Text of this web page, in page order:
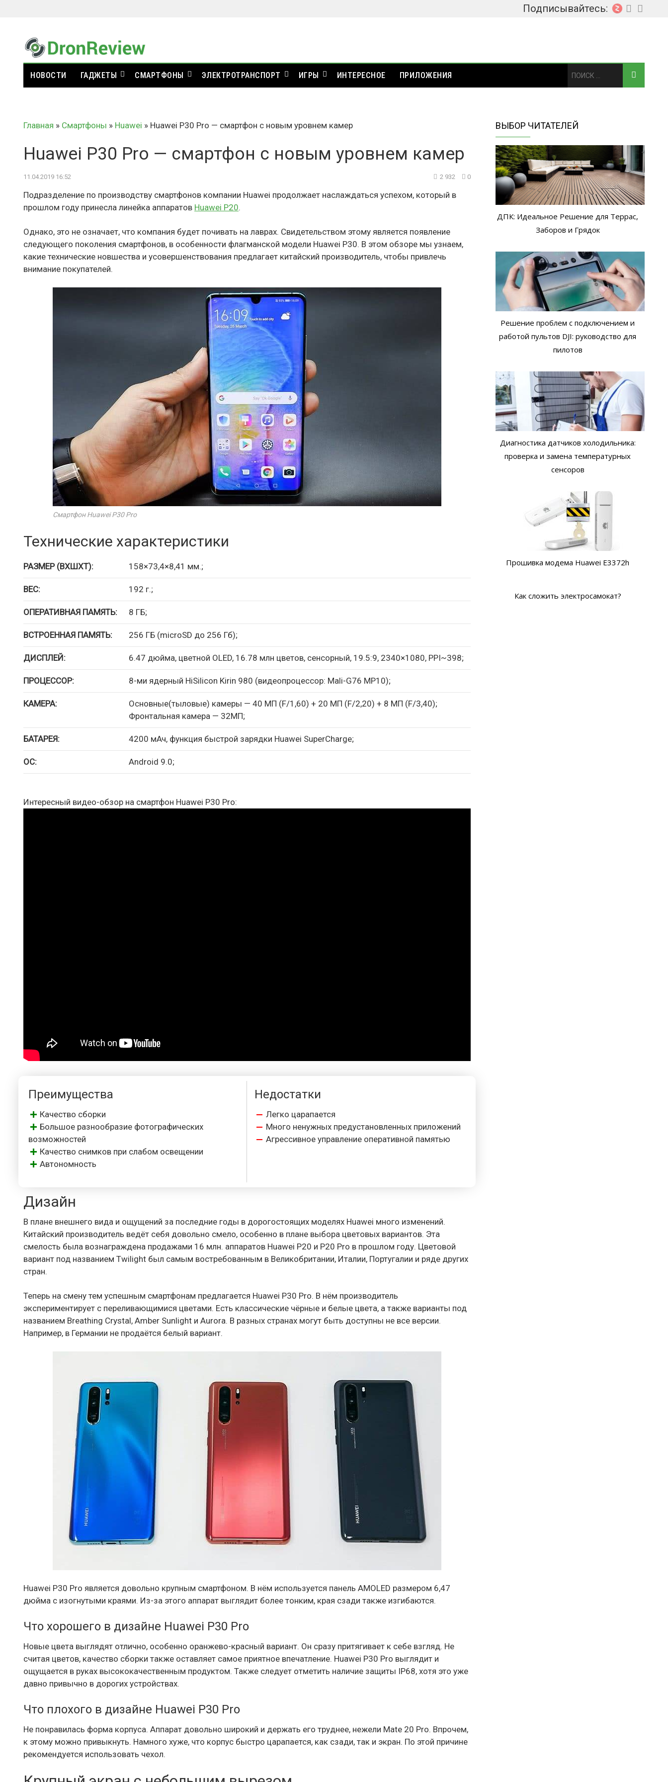
Подписывайтесь:
НОВОСТИ ГАДЖЕТЫ СМАРТФОНЫ ЭЛЕКТРОТРАНСПОРТ ИГРЫ ИНТЕРЕСНОЕ ПРИЛОЖЕНИЯ
Главная » Смартфоны » Huawei » Huawei P30 Pro — смартфон с новым уровнем камер
Huawei P30 Pro — смартфон с новым уровнем камер
11.04.2019 16:52 2 932 0
Подразделение по производству смартфонов компании Huawei продолжает наслаждаться успехом, который в
прошлом году принесла линейка аппаратов Huawei P20.
Однако, это не означает, что компания будет почивать на лаврах. Свидетельством этому является появление
следующего поколения смартфонов, в особенности флагманской модели Huawei P30. В этом обзоре мы узнаем,
какие технические новшества и усовершенствования предлагает китайский производитель, чтобы привлечь
внимание покупателей.
Смартфон Huawei P30 Pro
Технические характеристики
РАЗМЕР (ВXШXТ): 158×73,4×8,41 мм.;
ВЕС: 192 г.;
ОПЕРАТИВНАЯ ПАМЯТЬ: 8 ГБ;
ВСТРОЕННАЯ ПАМЯТЬ: 256 ГБ (microSD до 256 Гб);
ДИСПЛЕЙ: 6.47 дюйма, цветной OLED, 16.78 млн цветов, сенсорный, 19.5:9, 2340×1080, PPI~398;
ПРОЦЕССОР: 8-ми ядерный HiSilicon Kirin 980 (видеопроцессор: Mali-G76 MP10);
КАМЕРА:
Основные(тыловые) камеры — 40 МП (F/1,60) + 20 МП (F/2,20) + 8 МП (F/3,40);
Фронтальная камера — 32МП;
БАТАРЕЯ: 4200 мАч, функция быстрой зарядки Huawei SuperCharge;
ОС: Android 9.0;
Интересный видео-обзор на смартфон Huawei P30 Pro:
Преимущества
Качество сборки
Большое разнообразие фотографических
возможностей
Качество снимков при слабом освещении
Автономность
Недостатки
Легко царапается
Много ненужных предустановленных приложений
Агрессивное управление оперативной памятью
Дизайн
В плане внешнего вида и ощущений за последние годы в дорогостоящих моделях Huawei много изменений.
Китайский производитель ведёт себя довольно смело, особенно в плане выбора цветовых вариантов. Эта
смелость была вознаграждена продажами 16 млн. аппаратов Huawei P20 и P20 Pro в прошлом году. Цветовой
вариант под названием Twilight был самым востребованным в Великобритании, Италии, Португалии и ряде других
стран.
Теперь на смену тем успешным смартфонам предлагается Huawei P30 Pro. В нём производитель
экспериментирует с переливающимися цветами. Есть классические чёрные и белые цвета, а также варианты под
названием Breathing Crystal, Amber Sunlight и Aurora. В разных странах могут быть доступны не все версии.
Например, в Германии не продаётся белый вариант.
Huawei P30 Pro является довольно крупным смартфоном. В нём используется панель AMOLED размером 6,47
дюйма с изогнутыми краями. Из-за этого аппарат выглядит более тонким, края сзади также изгибаются.
Что хорошего в дизайне Huawei P30 Pro
Новые цвета выглядят отлично, особенно оранжево-красный вариант. Он сразу притягивает к себе взгляд. Не
считая цветов, качество сборки также оставляет самое приятное впечатление. Huawei P30 Pro выглядит и
ощущается в руках высококачественным продуктом. Также следует отметить наличие защиты IP68, хотя это уже
давно привычно в дорогих устройствах.
Что плохого в дизайне Huawei P30 Pro
Не понравилась форма корпуса. Аппарат довольно широкий и держать его труднее, нежели Mate 20 Pro. Впрочем,
к этому можно привыкнуть. Намного хуже, что корпус быстро царапается, как сзади, так и экран. По этой причине
рекомендуется использовать чехол.
ВЫБОР ЧИТАТЕЛЕЙ
ДПК: Идеальное Решение для Террас,
Заборов и Грядок
Решение проблем с подключением и
работой пультов DJI: руководство для
пилотов
Диагностика датчиков холодильника:
проверка и замена температурных
сенсоров
Прошивка модема Huawei E3372h
Как сложить электросамокат?